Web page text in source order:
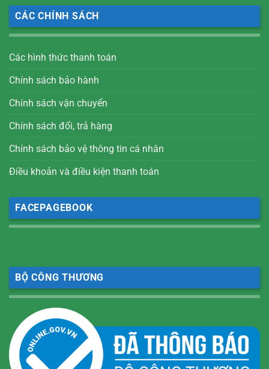
CÁC CHÍNH SÁCH
Các hình thức thanh toán
Chính sách bảo hành
Chính sách vận chuyển
Chính sách đổi, trả hàng
Chính sách bảo vệ thông tin cá nhân
Điều khoản và điều kiện thanh toán
FACEPAGEBOOK
BỘ CÔNG THƯƠNG